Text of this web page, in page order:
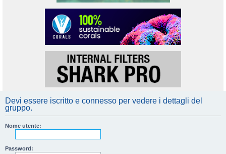
Devi essere iscritto e connesso per vedere i dettagli del
gruppo.
Nome utente:
Password: